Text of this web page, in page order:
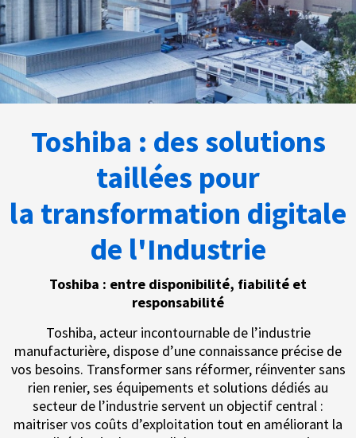
Toshiba : des solutions
taillées pour
la transformation digitale
de l'Industrie
Toshiba : entre disponibilité, fiabilité et
responsabilité
Toshiba, acteur incontournable de l’industrie
manufacturière, dispose d’une connaissance précise de
vos besoins. Transformer sans réformer, réinventer sans
rien renier, ses équipements et solutions dédiés au
secteur de l’industrie servent un objectif central :
maitriser vos coûts d’exploitation tout en améliorant la